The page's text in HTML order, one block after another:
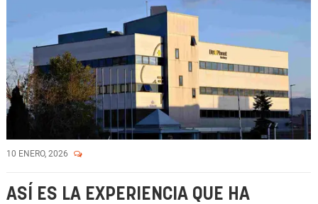
10 ENERO, 2026
ASÍ ES LA EXPERIENCIA QUE HA